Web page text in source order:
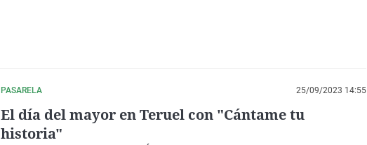
PASARELA 25/09/2023 14:55
El día del mayor en Teruel con "Cántame tu
historia"